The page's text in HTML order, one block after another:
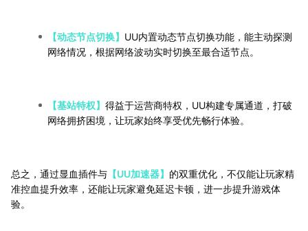
【动态节点切换】 UU内置动态节点切换功能，能主动探测
网络情况，根据网络波动实时切换至最合适节点。
【基站特权】 得益于运营商特权，UU构建专属通道，打破
网络拥挤困境，让玩家始终享受优先畅行体验。
总之，通过显血插件与 【UU加速器】 的双重优化，不仅能让玩家精
准控血提升效率，还能让玩家避免延迟卡顿，进一步提升游戏体
验。